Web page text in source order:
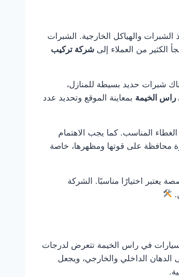
والهياكل الخارجية. الشبرات
الكثير من العملاء إلى شركة تركيب
شبرات حديد بسيطة للمنازل،
الخيمة بمعاينة الموقع وتحديد عدد
المناسب. كما يجب الاهتمام
محافظة على قوتها ومظهرها، خاصة
يعتبر اختيارًا مناسبًا. الشركة
في راس الخيمة تتعرض لدرجات
الداخلي والخارجي، ويجعل